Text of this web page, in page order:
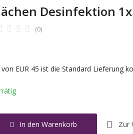
Desinfektion
(0)
EUR 45 ist die Standard Lieferung
In den Warenkorb Zur